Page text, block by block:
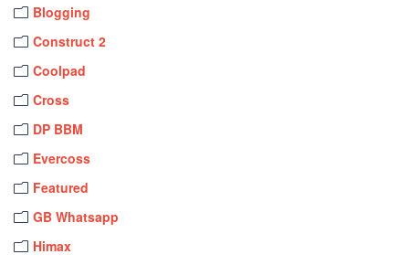
Blogging
Construct 2
Coolpad
Cross
DP BBM
Evercoss
Featured
GB Whatsapp
Himax